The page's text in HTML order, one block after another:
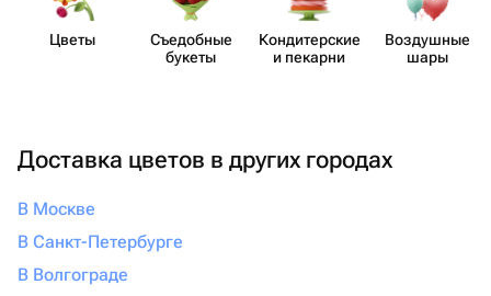
Цветы
Съедобные
букеты
Кондит​ерские
и пекарни
Воздушные
шары
Доставка цветов в других городах
В Москве
В Санкт-Петербурге
В Волгограде